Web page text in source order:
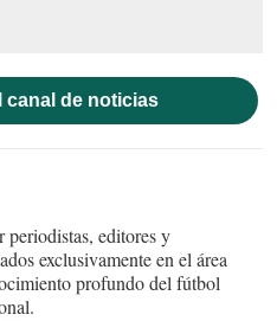
canal de noticias
editores y
exclusivamente en el área
profundo del fútbol